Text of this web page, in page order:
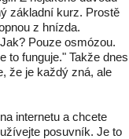
základní kurz. Prostě
z hnízda.
Pouze osmózou.
to funguje." Takže dnes
že je každý zná, ale
internetu a chcete
posuvník. Je to